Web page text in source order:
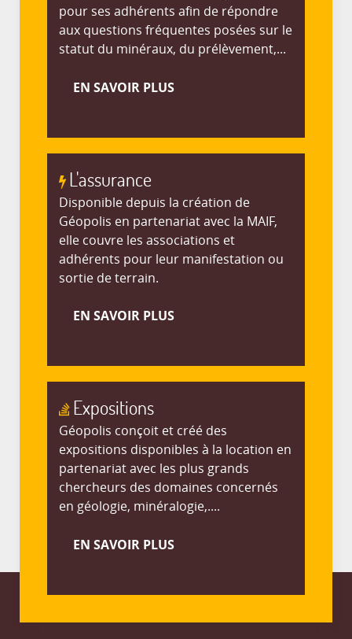
pour ses adhérents afin de répondre
aux questions fréquentes posées sur le
statut du minéraux, du prélèvement,...
EN SAVOIR PLUS
L'assurance
Disponible depuis la création de
Géopolis en partenariat avec la MAIF,
elle couvre les associations et
adhérents pour leur manifestation ou
sortie de terrain.
EN SAVOIR PLUS
Expositions
Géopolis conçoit et créé des
expositions disponibles à la location en
partenariat avec les plus grands
chercheurs des domaines concernés
en géologie, minéralogie,....
EN SAVOIR PLUS